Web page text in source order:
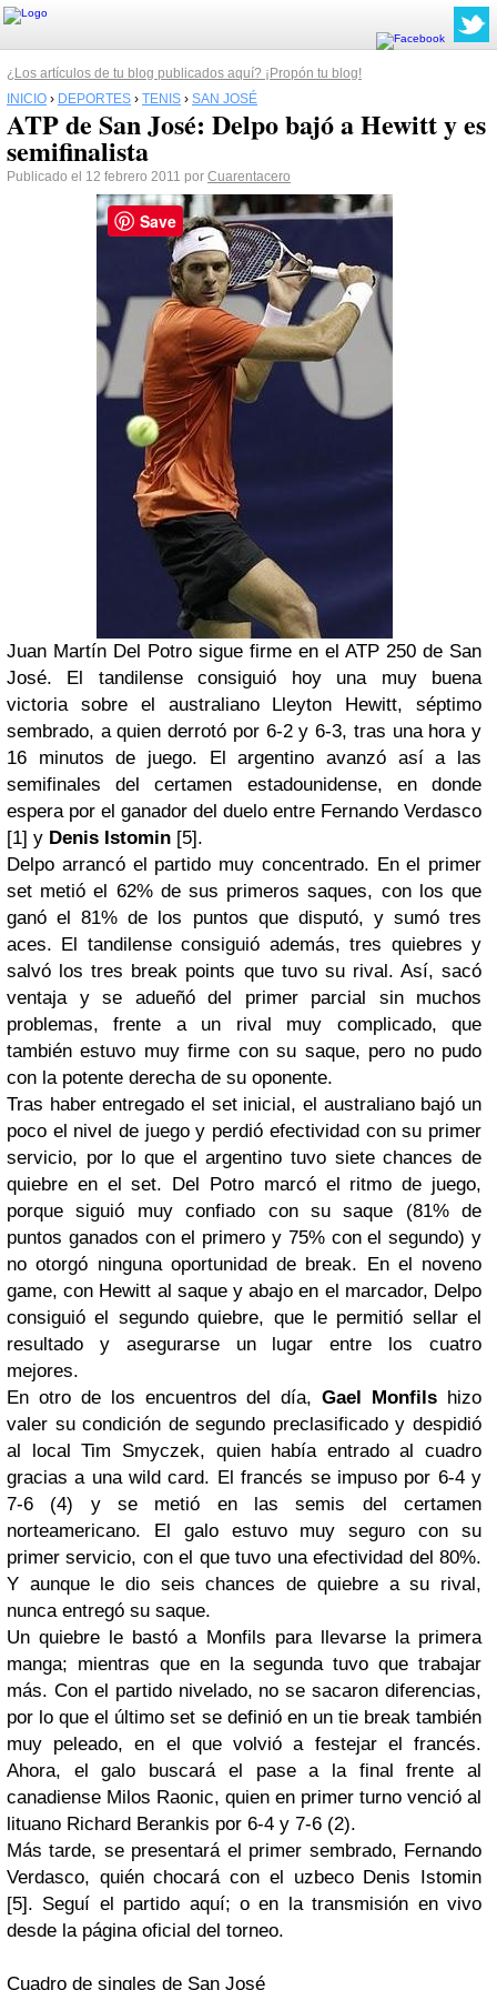
¿Los artículos de tu blog publicados aquí? ¡Propón tu blog!
INICIO › DEPORTES › TENIS › SAN JOSÉ
ATP de San José: Delpo bajó a Hewitt y es
semifinalista
Publicado el 12 febrero 2011 por Cuarentacero
Juan Martín Del Potro sigue firme en el ATP 250 de San
José. El tandilense consiguió hoy una muy buena
victoria sobre el australiano Lleyton Hewitt, séptimo
sembrado, a quien derrotó por 6-2 y 6-3, tras una hora y
16 minutos de juego. El argentino avanzó así a las
semifinales del certamen estadounidense, en donde
espera por el ganador del duelo entre Fernando Verdasco
[1] y Denis Istomin [5].
Delpo arrancó el partido muy concentrado. En el primer
set metió el 62% de sus primeros saques, con los que
ganó el 81% de los puntos que disputó, y sumó tres
aces. El tandilense consiguió además, tres quiebres y
salvó los tres break points que tuvo su rival. Así, sacó
ventaja y se adueñó del primer parcial sin muchos
problemas, frente a un rival muy complicado, que
también estuvo muy firme con su saque, pero no pudo
con la potente derecha de su oponente.
Tras haber entregado el set inicial, el australiano bajó un
poco el nivel de juego y perdió efectividad con su primer
servicio, por lo que el argentino tuvo siete chances de
quiebre en el set. Del Potro marcó el ritmo de juego,
porque siguió muy confiado con su saque (81% de
puntos ganados con el primero y 75% con el segundo) y
no otorgó ninguna oportunidad de break. En el noveno
game, con Hewitt al saque y abajo en el marcador, Delpo
consiguió el segundo quiebre, que le permitió sellar el
resultado y asegurarse un lugar entre los cuatro
mejores.
En otro de los encuentros del día,Gael Monfils hizo
valer su condición de segundo preclasificado y despidió
al local Tim Smyczek, quien había entrado al cuadro
gracias a unawild card. El francés se impuso por 6-4 y
7-6 (4) y se metió en lassemis del certamen
norteamericano. El galoestuvo muy seguro con su
primer servicio, con el que tuvo una efectividad del 80%.
Y aunque le dio seis chances de quiebre a su rival,
nunca entregó su saque.
Un quiebre le bastó a Monfils para llevarse la primera
manga; mientras que en la segunda tuvo que trabajar
más. Con el partido nivelado, no se sacaron diferencias,
por lo que el último set se definió en un tie breaktambién
muy peleado, en el que volvió a festejar el francés.
Ahora, elgalo buscará el pase a la final frente al
canadiense Milos Raonic, quien en primer turno venció al
lituano Richard Berankis por 6-4 y 7-6 (2).
Más tarde, se presentará el primer sembrado, Fernando
Verdasco, quién chocará con el uzbeco Denis Istomin
[5]. Seguí el partido aquí; o en la transmisión en vivo
desde la página oficial del torneo.
Cuadro de singles de San José
Save